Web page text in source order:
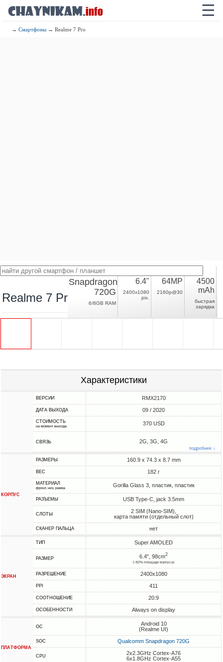
☰
→Смартфоны → Realme 7 Pro
Realme 7 Pro
Snapdragon
720G
6/8GB RAM
6.4"
2400x1080
pix.
64MP
2160p@30
4500
mAh
быстрая
зарядка
Характеристики
ВЕРСИИ RMX2170
ДАТА ВЫХОДА 09 / 2020
СТОИМОСТЬ
на момент выхода 370 USD
СВЯЗЬ 2G, 3G, 4G
подробнее ↓
КОРПУС
РАЗМЕРЫ 160.9 x 74.3 x 8.7 mm
ВЕС 182 г
МАТЕРИАЛ
фронт, низ, рамка Gorilla Glass 3, пластик, пластик
РАЗЪЕМЫ USB Type-C, jack 3.5mm
СЛОТЫ
2 SIM (Nano-SIM),
карта памяти (отдельный слот)
СКАНЕР ПАЛЬЦА нет
ЭКРАН
ТИП Super AMOLED
РАЗМЕР 6.4", 98cm2
(~82% площади корпуса)
РАЗРЕШЕНИЕ 2400x1080
PPI 411
СООТНОШЕНИЕ 20:9
ОСОБЕННОСТИ Always on display
ПЛАТФОРМА
ОС
Android 10
(Realme UI)
SOC Qualcomm Snapdragon 720G
CPU
2x2.3GHz Cortex-A76
6x1.8GHz Cortex-A55